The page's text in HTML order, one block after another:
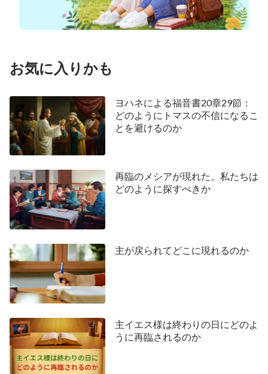
を見させ、わたしの声を聞かせ、わたしの業を見上
げさせなさい。これがわたしの心の全てである。こ
あると同時に、わたしの経営の目的でもある。すべ
ての国々にわたしにひれ伏させ、すべての人にその
言葉でわたしを認めさせ、すべての人にわたしを信
頼させ、またすべての人がわたしに服従するように
しなさい｡「七つの雷が轟く──神の国の福音が宇宙
の隅々まで広まることを預言」より
数千年もの間、人は救い主の到来に立ち会えるこ
とを熱望してきた。何千年もイエスを切望し、渇望
してきた人々のもとにイエスが白い雲に乗って直接
降りてくるのを見ることを望んできた。救い主が戻
って来て人々と再会すること、すなわち、救い主イ
エスが何千年もの間離れていた人々のもとに戻って
くることを望んできた。そしてイエスがユダヤ人の
間で行った贖罪の働きをもう一度実行すること、人
罪を赦し、人の罪を負い、人のすべての逸脱さえ引
き受け、人を罪から救うことを望んでいる。人々は
救い主イエスが以前と同じであること、つまり愛す
お気に入りかも
ヨハネによる福音書20章29節：
どのようにトマスの不信になるこ
とを避けるのか
再臨のメシアが現れた。私たちは
どのように探すべきか
主が戻られてどこに現れるのか
主イエス様は終わりの日にどのよ
うに再臨されるのか